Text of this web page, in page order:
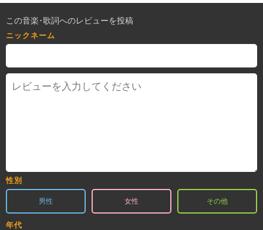
この音楽･歌詞へのレビューを投稿
ニックネーム
性別
男性 女性 その他
年代